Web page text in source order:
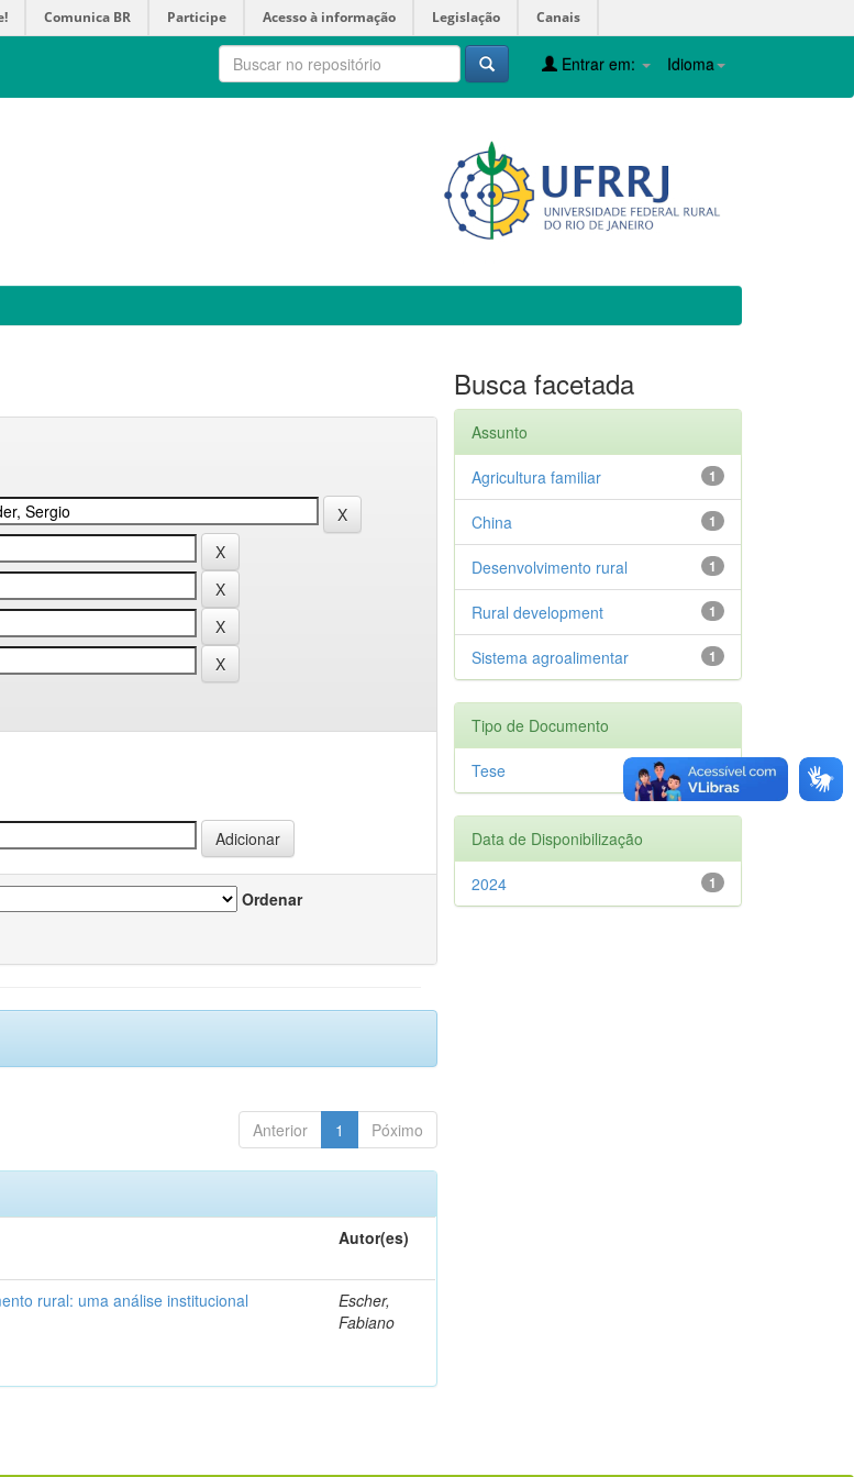
Comunica BR Participe Acesso à informação Legislação Canais
Idioma
Entrar em:
Ordenar
Anterior 1 Póximo
Autor(es)
rural: uma análise institucional
Escher,
Fabiano
Busca facetada
Assunto
1
Agricultura familiar
1
China
1
Desenvolvimento rural
1
Rural development
1
Sistema agroalimentar
Tipo de Documento
1
Tese
Data de Disponibilização
1
2024